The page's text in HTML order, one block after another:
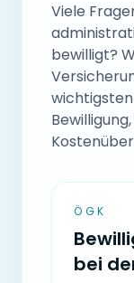
Viele
bewilligt?
ÖGK
bei